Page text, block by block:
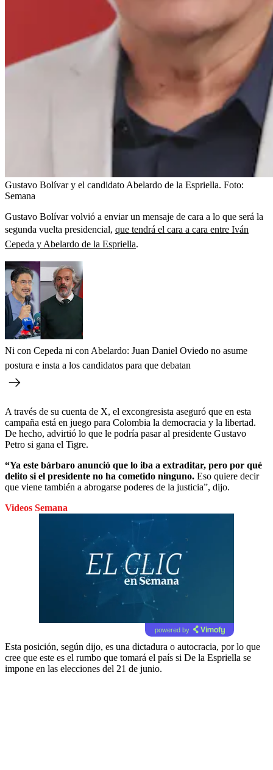
Gustavo Bolívar y el candidato Abelardo de la Espriella. Foto:
Semana
Gustavo Bolívar volvió a enviar un mensaje de cara a lo que será la
segunda vuelta presidencial, que tendrá el cara a cara entre Iván
Cepeda y Abelardo de la Espriella.
Ni con Cepeda ni con Abelardo: Juan Daniel Oviedo no asume
postura e insta a los candidatos para que debatan
A través de su cuenta de X, el excongresista aseguró que en esta
campaña está en juego para Colombia la democracia y la libertad.
De hecho, advirtió lo que le podría pasar al presidente Gustavo
Petro si gana el Tigre.
“Ya este bárbaro anunció que lo iba a extraditar, pero por qué
delito si el presidente no ha cometido ninguno. Eso quiere decir
que viene también a abrogarse poderes de la justicia”, dijo.
Videos Semana
powered by
Esta posición, según dijo, es una dictadura o autocracia, por lo que
cree que este es el rumbo que tomará el país si De la Espriella se
impone en las elecciones del 21 de junio.